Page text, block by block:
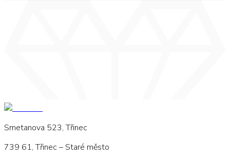
Smetanova 523, Třinec
739 61, Třinec – Staré město